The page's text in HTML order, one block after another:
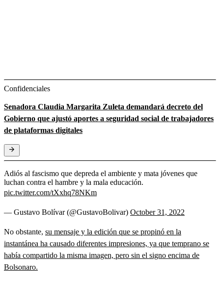
Confidenciales
Senadora Claudia Margarita Zuleta demandará decreto del
Gobierno que ajustó aportes a seguridad social de trabajadores
de plataformas digitales
Adiós al fascismo que depreda el ambiente y mata jóvenes que
luchan contra el hambre y la mala educación.
pic.twitter.com/tXxhq78NKm
— Gustavo Bolívar (@GustavoBolivar) October 31, 2022
No obstante, su mensaje y la edición que se propinó en la
instantánea ha causado diferentes impresiones, ya que temprano se
había compartido la misma imagen, pero sin el signo encima de
Bolsonaro.